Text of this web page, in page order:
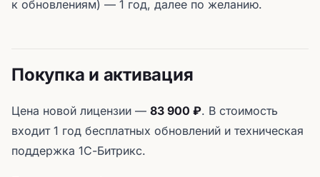
к обновлениям) — 1 год, далее по желанию.
Покупка и активация
Цена новой лицензии — 83 900 ₽. В стоимость
входит 1 год бесплатных обновлений и техническая
поддержка 1С-Битрикс.